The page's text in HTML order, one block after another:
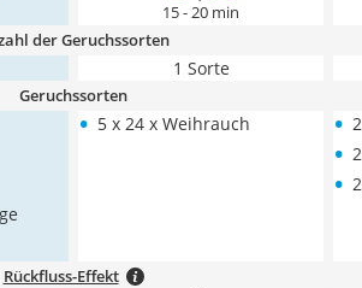
15 - 20 min
der Geruchssorten
1 Sorte
Geruchssorten
• 5 x 24 x Weihrauch •
•
•
Rückfluss-Effekt